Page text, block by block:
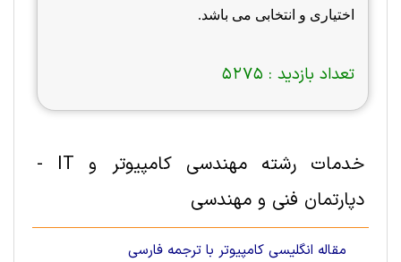
اختیاری و انتخابی می باشد.
تعداد بازدید : 5275
خدمات رشته مهندسی کامپیوتر و IT -
دپارتمان فنی و مهندسی
مقاله انگلیسی کامپیوتر با ترجمه فارسی